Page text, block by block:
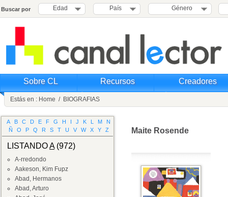
Buscar por Edad País Género
Sobre CL Recursos Creadores
Estás en : Home / BIOGRAFIAS
A B C D E F G H I J K L M
N
Ñ
O P Q R S T U V W X Y Z
LISTANDOA(972)
A-rredondo
Aakeson, Kim Fupz
Abad, Hermanos
Abad, Arturo
Maite Rosende